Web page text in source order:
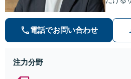
りな
業法務
電話でお問い合わせ
注力分野